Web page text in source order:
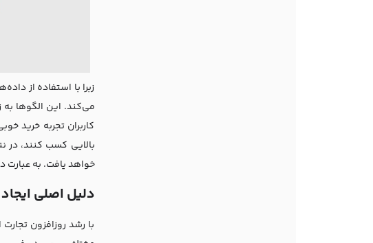
زبرا با استفاده از
می‌کند. این الگوها
کاربران تجربه خرید
بالایی کسب کنند، در
خواهد یافت. به عبارت
دلیل اصلی
با رشد روزافزون